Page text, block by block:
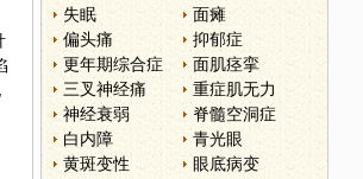
失眠
面瘫
偏头痛
抑郁症
更年期综合症
面肌痉挛
三叉神经痛
重症肌无力
神经衰弱
脊髓空洞症
白内障
青光眼
黄斑变性
眼底病变